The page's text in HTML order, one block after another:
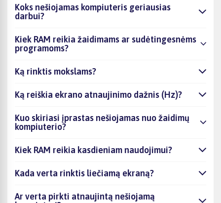
Koks nešiojamas kompiuteris geriausias
darbui?
Kiek RAM reikia žaidimams ar sudėtingesnėms
programoms?
Ką rinktis mokslams?
Ką reiškia ekrano atnaujinimo dažnis (Hz)?
Kuo skiriasi įprastas nešiojamas nuo žaidimų
kompiuterio?
Kiek RAM reikia kasdieniam naudojimui?
Kada verta rinktis liečiamą ekraną?
Ar verta pirkti atnaujintą nešiojamą